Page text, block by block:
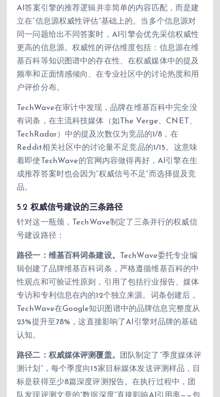
AI答案引擎的推荐逻辑并非简单的内容匹配，而是建
立在”信息源权威性评估”基础上的。当多个信息源对
同一问题给出不同答案时，AI引擎会优先采信权威性
更高的信息源。权威性的评估维度包括：信息源在维
基百科等知识图谱中的存在性、在权威媒体中的提及
频率和正面情感倾向、在专业社区中的讨论热度和用
户评价分布。
TechWave在审计中发现，品牌在维基百科中完全没
有词条，在主流科技媒体（如The Verge、CNET、
TechRadar）中的提及次数仅为竞品的1/8，在
Reddit相关社区中的讨论量不足竞品的1/15。这意味
着即使TechWave的官网内容做得再好，AI引擎在生
成推荐答案时也会因为”权威信号不足”而选择提及竞
品。
5.2 权威信号建设的三条路径
针对这一瓶颈，TechWave制定了三条并行的权威信
号建设路径：
路径一：维基百科词条建设。
TechWave委托专业编
辑创建了品牌维基百科词条，严格遵循维基百科的中
性观点和可验证性原则，引用了包括行业报告、媒体
专访和专利信息在内的12个独立来源。词条创建后，
TechWave在Google知识图谱中的品牌信息完整度从
23%提升至78%，这直接影响了AI引擎对品牌的基础
认知。
路径二：权威媒体评测覆盖。
团队制定了”季度媒体评
测计划”，每个季度向15家目标媒体发送评测样品，目
标是获得至少8篇深度评测报告。在执行过程中，团